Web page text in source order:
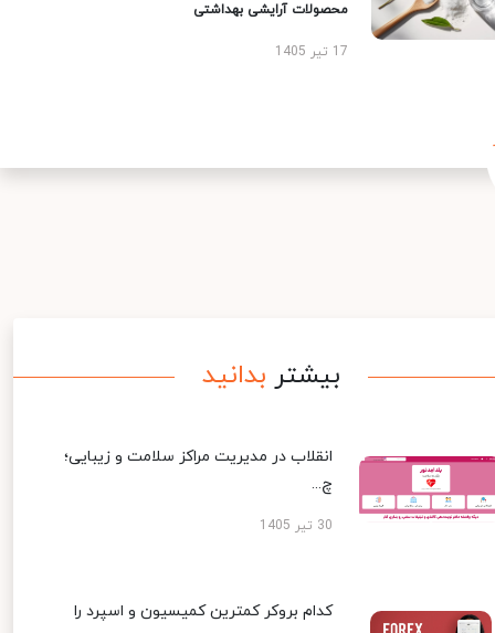
محصولات آرایشی بهداشتی
17 تیر 1405
بیشتر بدانید
انقلاب در مدیریت مراکز سلامت و زیبایی؛
چ...
30 تیر 1405
کدام بروکر کمترین کمیسیون و اسپرد را